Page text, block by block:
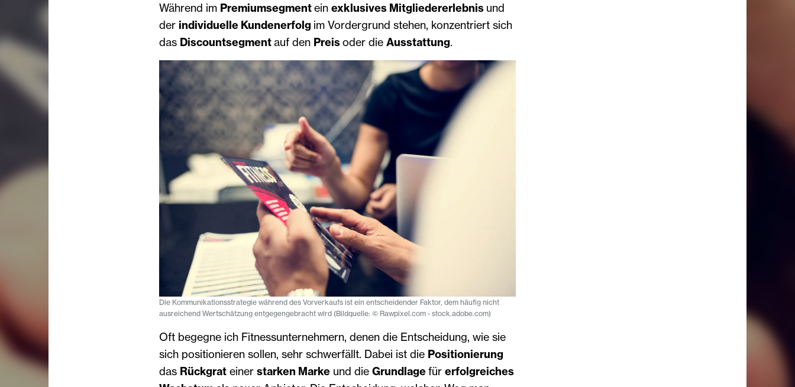
Während im Premiumsegmentein exklusives Mitgliedererlebnis und
der individuelle Kundenerfolg im Vordergrund stehen, konzentriert sich
das Discountsegmentauf den Preisoder die Ausstattung.
Die Kommunikationsstrategie während des Vorverkaufs ist ein entscheidender Faktor, dem häufig nicht
ausreichend Wertschätzung entgegengebracht wird (Bildquelle: © Rawpixel.com - stock.adobe.com)
Oft begegne ich Fitnessunternehmern, denen die Entscheidung, wie sie
sich positionieren sollen, sehr schwerfällt. Dabei ist die Positionierung
das Rückgrateiner starken Markeund die ­ Grundlagefür erfolgreiches